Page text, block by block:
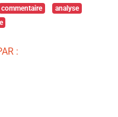
commentaire
analyse
: